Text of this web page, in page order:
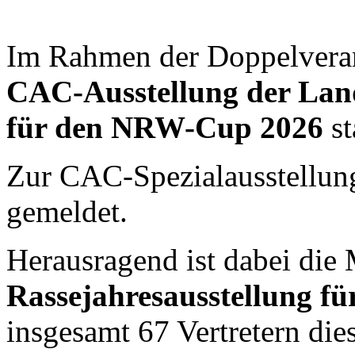
Im Rahmen der
CAC-Ausstellung der
für den NRW-Cup 2026
Zur CAC-
gemeldet.
Herausragend ist dabei die
Rassejahresausstellung
insgesamt 67 Vertretern